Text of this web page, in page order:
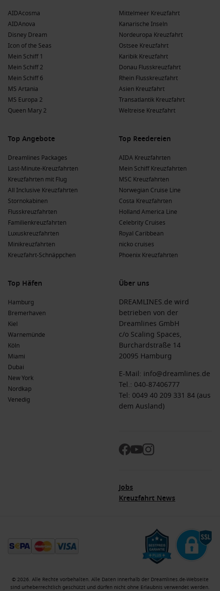
AIDAcosma
AIDAnova
Disney Dream
Icon of the Seas
Mein Schiff 1
Mein Schiff 2
Mein Schiff 6
MS Artania
MS Europa 2
Queen Mary 2
Mittelmeer Kreuzfahrt
Kanarische Inseln
Nordeuropa Kreuzfahrt
Ostsee Kreuzfahrt
Karibik Kreuzfahrt
Donau Flusskreuzfahrt
Rhein Flusskreuzfahrt
Asien Kreuzfahrt
Transatlantik Kreuzfahrt
Weltreise Kreuzfahrt
Top Angebote
Dreamlines Packages
Last-Minute-Kreuzfahrten
Kreuzfahrten mit Flug
All Inclusive Kreuzfahrten
Stornokabinen
Flusskreuzfahrten
Familienkreuzfahrten
Luxuskreuzfahrten
Minikreuzfahrten
Kreuzfahrt-Schnäppchen
Top Reedereien
AIDA Kreuzfahrten
Mein Schiff Kreuzfahrten
MSC Kreuzfahrten
Norwegian Cruise Line
Costa Kreuzfahrten
Holland America Line
Celebrity Cruises
Royal Caribbean
nicko cruises
Phoenix Kreuzfahrten
Top Häfen
Hamburg
Bremerhaven
Kiel
Warnemünde
Köln
Miami
Dubai
New York
Nordkap
Venedig
Über uns
DREAMLINES.de wird
betrieben von der
Dreamlines GmbH
c/o Scaling Spaces,
Burchardstraße 14
20095 Hamburg
E-Mail: info@dreamlines.de
Tel.: 040-87406777
Tel: 0049 40 209 331 84 (aus
dem Ausland)
Jobs
Kreuzfahrt News
© 2026. Alle Rechte vorbehalten. Alle Daten innerhalb der Dreamlines.de-Webseite
sind urheberrechtlich geschützt und dürfen nicht ohne Erlaubnis verwendet werden.